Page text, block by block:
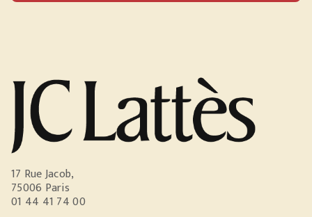
17 Rue Jacob,
75006 Paris
01 44 41 74 00